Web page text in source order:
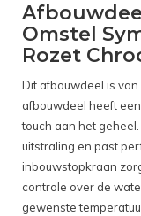
Omstel
Rozet
Dit afbouwdeel is van
afbouwdeel heeft
touch aan het
uitstraling en past
inbouwstopkraan
controle over de
gewenste